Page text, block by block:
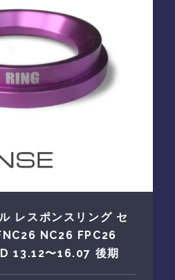
レスポンスリング セ
NC26 FPC26
13.12〜16.07 後期